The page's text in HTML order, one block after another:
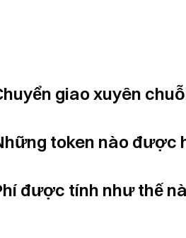
giao xuyên
token nào được
được tính như thế